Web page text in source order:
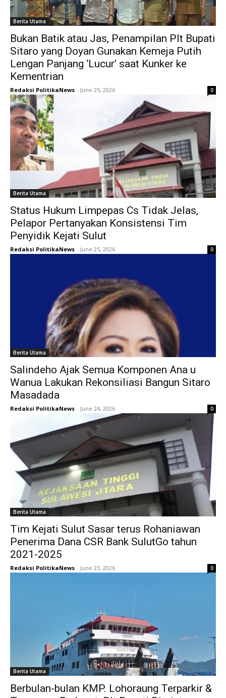
Berita Utama
Bukan Batik atau Jas, Penampilan Plt Bupati
Sitaro yang Doyan Gunakan Kemeja Putih
Lengan Panjang ‘Lucur’ saat Kunker ke
Kementrian
Redaksi PolitikaNews - June 25, 2026 0
Berita Utama
Status Hukum Limpepas Cs Tidak Jelas,
Pelapor Pertanyakan Konsistensi Tim
Penyidik Kejati Sulut
Redaksi PolitikaNews - June 25, 2026 0
Berita Utama
Salindeho Ajak Semua Komponen Ana u
Wanua Lakukan Rekonsiliasi Bangun Sitaro
Masadada
Redaksi PolitikaNews - June 24, 2026 0
Berita Utama
Tim Kejati Sulut Sasar terus Rohaniawan
Penerima Dana CSR Bank SulutGo tahun
2021-2025
Redaksi PolitikaNews - June 23, 2026 0
Berita Utama
Berbulan-bulan KMP. Lohoraung Terparkir &